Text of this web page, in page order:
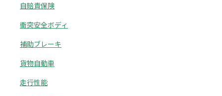
自賠責保険
衝突安全ボディ
補助ブレーキ
貨物自動車
走行性能